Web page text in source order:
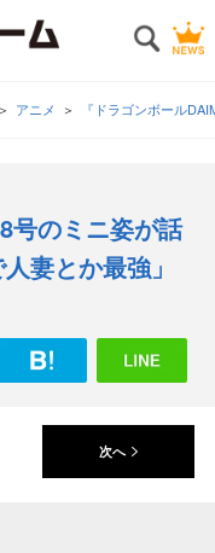
アニメ 『ドラゴンボール
号のミニ姿が話
妻とか最強」
次へ